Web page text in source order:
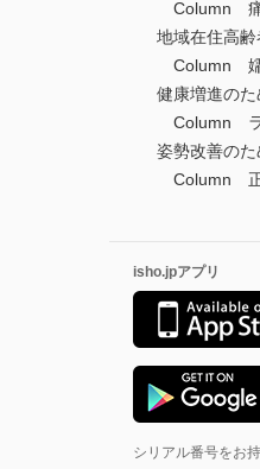
Column 痛
地域在住高
Column
健康増進の
Column ラ
姿勢改善の
Column 正
isho.jpアプリ
シリアル番号をお